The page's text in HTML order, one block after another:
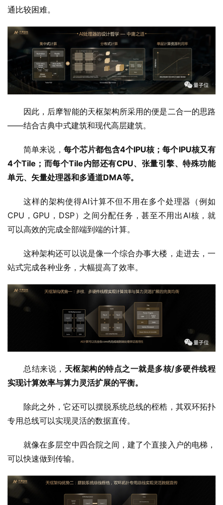
通比较困难。
因此，后摩智能的天枢架构所采用的便是二合一的思路
——结合古典中式建筑和现代高层建筑。
简单来说， 每个芯片都包含4个IPU核；每个IPU核又有
4个Tile；而每个Tile内部还有CPU、张量引擎、特殊功能
单元、矢量处理器和多通道DMA等。
这样的架构使得AI计算不但不用在多个处理器（例如
CPU，GPU，DSP）之间分配任务，甚至不用出AI核，就
可以高效的完成全部端到端的计算。
这种架构还可以说是像一个综合办事大楼，走进去，一
站式完成各种业务，大幅提高了效率。
总结来说， 天枢架构的特点之一就是多核/多硬件线程
实现计算效率与算力灵活扩展的平衡。
除此之外，它还可以摆脱系统总线的桎梏，其双环拓扑
专用总线可以实现灵活的数据直传。
就像在多层空中四合院之间，建了个直接入户的电梯，
可以快速做到传输。